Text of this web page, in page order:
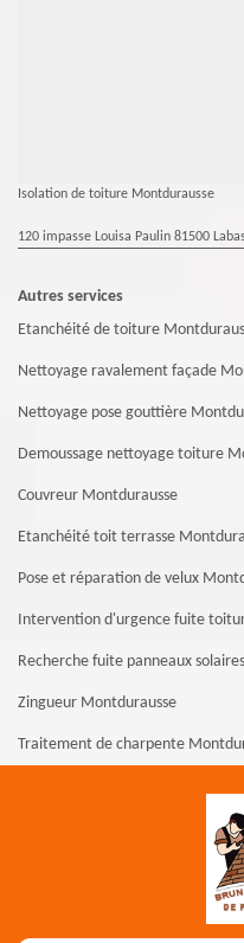
Isolation de toiture Montdurausse
120 impasse Louisa Paulin 81500
Autres services
Etanchéité de toiture
Nettoyage ravalement façade
Nettoyage pose gouttière
Demoussage nettoyage toiture
Couvreur Montdurausse
Etanchéité toit terrasse
Pose et réparation de velux
Intervention d'urgence fuite
Recherche fuite panneaux
Zingueur Montdurausse
Traitement de charpente